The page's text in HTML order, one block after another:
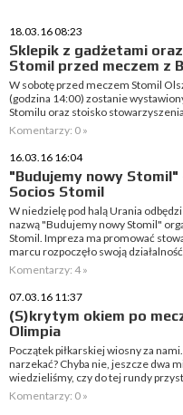
18.03.16 08:23
Sklepik z gadżetami
Stomil przed meczem z
W sobotę przed meczem Stomil
(godzina 14:00) zostanie
Stomilu oraz stoisko
Komentarzy: 0 »
16.03.16 16:04
"Budujemy nowy
Socios Stomil
W niedzielę pod halą Urania
nazwą "Budujemy nowy Stomil"
Stomil. Impreza ma promować
marcu rozpoczęło swoją
Komentarzy: 4 »
07.03.16 11:37
(S)krytym okiem po
Olimpia
Początek piłkarskiej wiosny za
narzekać? Chyba nie, jeszcze dwa
wiedzieliśmy, czy do tej rundy
Komentarzy: 0 »